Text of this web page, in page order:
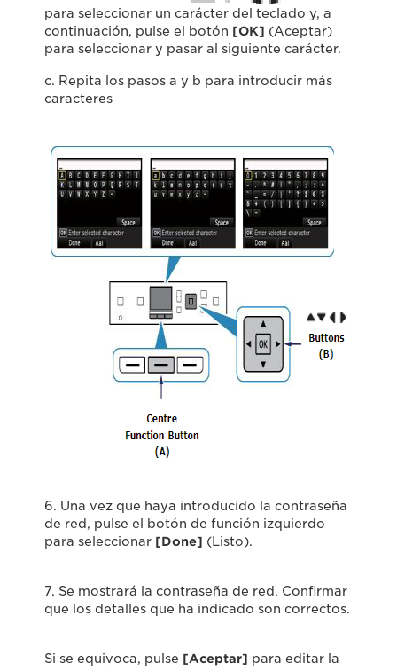
para seleccionar un carácter del teclado y, a
continuación, pulse el botón [OK] (Aceptar)
para seleccionar y pasar al siguiente carácter.
c. Repita los pasos a y b para introducir más
caracteres
6. Una vez que haya introducido la contraseña
de red, pulse el botón de función izquierdo
para seleccionar [Done] (Listo).
7. Se mostrará la contraseña de red. Confirmar
que los detalles que ha indicado son correctos.
Si se equivoca, pulse [Aceptar] para editar la